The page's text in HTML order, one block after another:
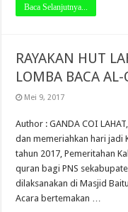
Baca Selanjutnya...
RAYAKAN HUT
LOMBA BACA
Mei 9, 2017
Author : GANDA COI
dan memeriahkan hari jadi
tahun 2017, Pemeritahan
quran bagi PNS
dilaksanakan di Masjid
Acara bertemakan …